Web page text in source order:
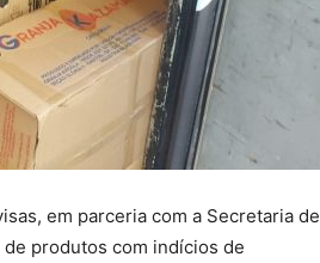
em parceria com a Secretaria de
de produtos com indícios de